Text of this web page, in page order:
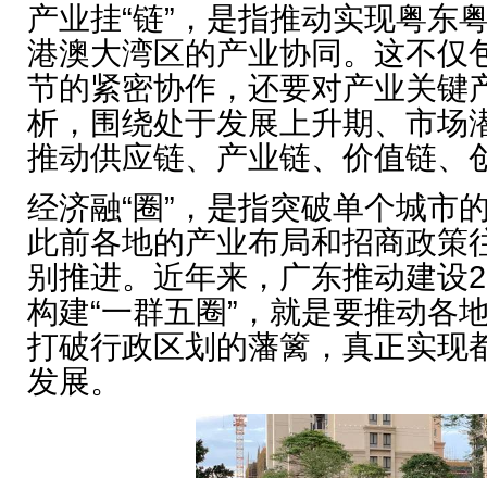
产业挂“链”，是指推动实现粤东
港澳大湾区的产业协同。这不仅
节的紧密协作，还要对产业关键
析，围绕处于发展上升期、市场
推动供应链、产业链、价值链、
经济融“圈”，是指突破单个城市
此前各地的产业布局和招商政策
别推进。近年来，广东推动建设
构建“一群五圈”，就是要推动各
打破行政区划的藩篱，真正实现
发展。